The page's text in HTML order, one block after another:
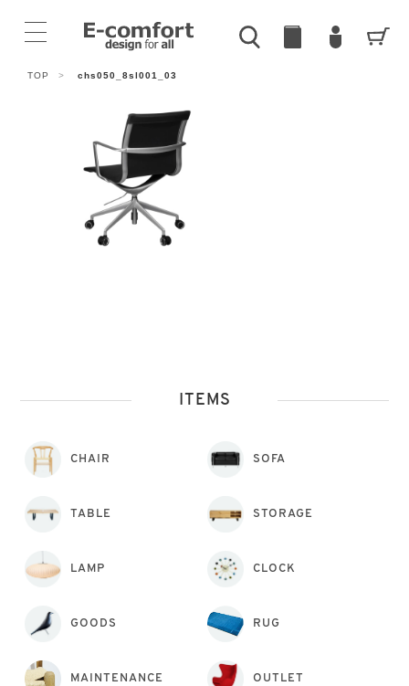
TOP > chs050_8sl001_03
ITEMS
CHAIR SOFA
TABLE STORAGE
LAMP CLOCK
GOODS RUG
MAINTENANCE OUTLET